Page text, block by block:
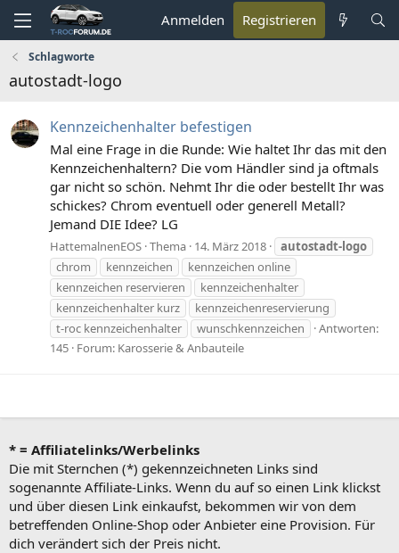
Anmelden Registrieren
Schlagworte
autostadt-logo
Kennzeichenhalter befestigen
Mal eine Frage in die Runde: Wie haltet Ihr das mit den
Kennzeichenhaltern? Die vom Händler sind ja oftmals
gar nicht so schön. Nehmt Ihr die oder bestellt Ihr was
schickes? Chrom eventuell oder generell Metall?
Jemand DIE Idee? LG
HattemalnenEOS Thema 14. März 2018
autostadt-logo
chrom
kennzeichen
kennzeichen online
kennzeichen reservieren
kennzeichenhalter
kennzeichenhalter kurz
kennzeichenreservierung
t-roc kennzeichenhalter
wunschkennzeichen
Antworten:
145 Forum: Karosserie & Anbauteile
* = Affiliatelinks/Werbelinks
Die mit Sternchen (*) gekennzeichneten Links sind
sogenannte Affiliate-Links. Wenn du auf so einen Link klickst
und über diesen Link einkaufst, bekommen wir von dem
betreffenden Online-Shop oder Anbieter eine Provision. Für
dich verändert sich der Preis nicht.